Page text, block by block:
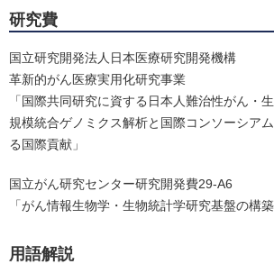
研究費
国立研究開発法人日本医療研究開発機構
革新的がん医療実用化研究事業
「国際共同研究に資する日本人難治性がん・
規模統合ゲノミクス解析と国際コンソーシア
る国際貢献」
国立がん研究センター研究開発費29-A6
「がん情報生物学・生物統計学研究基盤の構築
用語解説